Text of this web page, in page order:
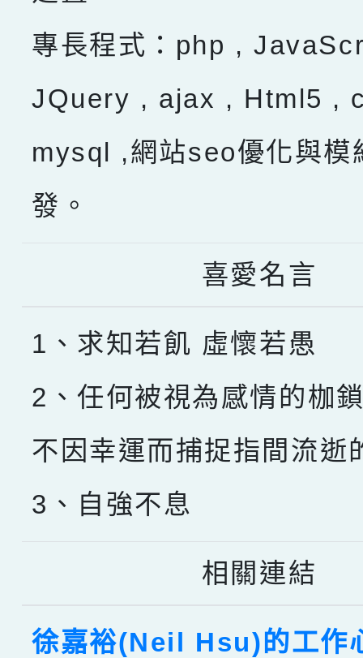
專長程式：php ,
JQuery , ajax , Html5 ,
mysql ,網站seo優化與模
發。
喜愛名言
1、求知若飢 虛懷若愚
2、任何被視為感情的枷
不因幸運而捕捉指間流逝
3、自強不息
相關連結
徐嘉裕(Neil Hsu)的工作